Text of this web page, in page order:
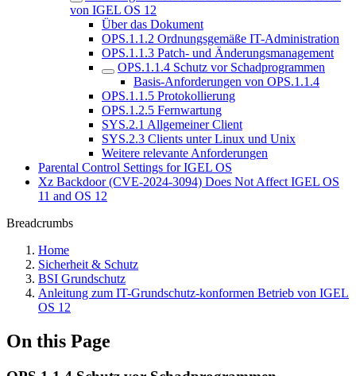
von IGEL OS 12
Über das Dokument
OPS.1.1.2 Ordnungsgemäße IT-Administration
OPS.1.1.3 Patch- und Änderungsmanagement
OPS.1.1.4 Schutz vor Schadprogrammen
Basis-Anforderungen von OPS.1.1.4
OPS.1.1.5 Protokollierung
OPS.1.2.5 Fernwartung
SYS.2.1 Allgemeiner Client
SYS.2.3 Clients unter Linux und Unix
Weitere relevante Anforderungen
Parental Control Settings for IGEL OS
Xz Backdoor (CVE-2024-3094) Does Not Affect IGEL OS
11 and OS 12
Breadcrumbs
Home
Sicherheit & Schutz
BSI Grundschutz
Anleitung zum IT-Grundschutz-konformen Betrieb von IGEL
OS 12
On this Page